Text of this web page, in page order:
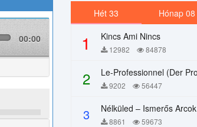
00:00
Hét 33 Hónap 08
1 Kincs Ami Nincs
12982 84878
2 9202 56447
3 Nélküled – Ismerős Arcok
8861 59673